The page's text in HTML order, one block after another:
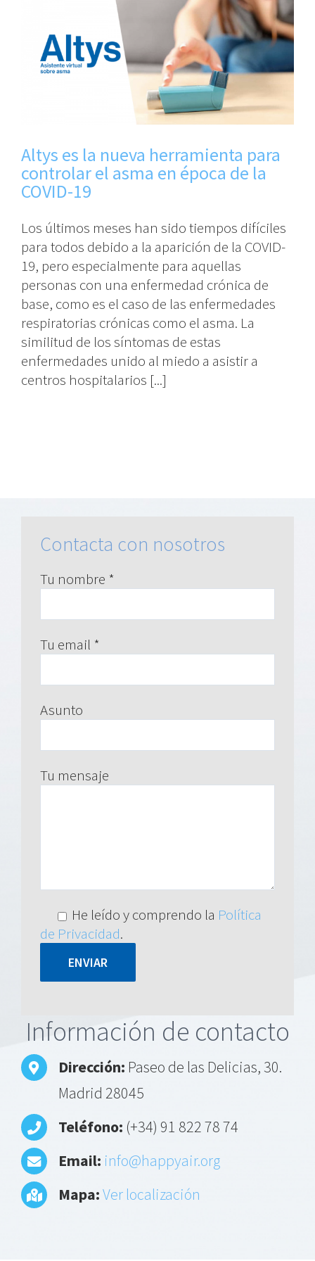
Altys es la nueva herramienta para
controlar el asma en época de la
COVID-19
Los últimos meses han sido tiempos difíciles
para todos debido a la aparición de la COVID-
19, pero especialmente para aquellas
personas con una enfermedad crónica de
base, como es el caso de las enfermedades
respiratorias crónicas como el asma. La
similitud de los síntomas de estas
enfermedades unido al miedo a asistir a
centros hospitalarios [...]
Contacta con nosotros
Tu nombre *
Tu email *
Asunto
Tu mensaje
He leído y comprendo la Política
de Privacidad.
Información de contacto
Dirección: Paseo de las Delicias, 30.
Madrid 28045
Teléfono: (+34) 91 822 78 74
Email: info@happyair.org
Mapa:Ver localización